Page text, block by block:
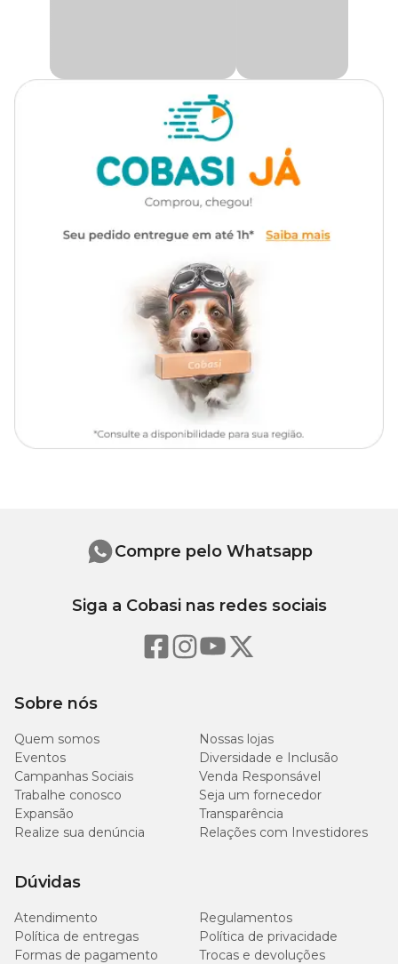
Gênero
Aço Carbono, Alumínio
Tamanho
Comprimento
Altura
41 20,5
Sobre nós
Quem somos
Nossas lojas
Eventos
Diversidade e Inclusão
Campanhas Sociais
Venda Responsável
Trabalhe conosco
Seja um fornecedor
Expansão
Transparência
Realize sua denúncia
Relações com Investidores
Dúvidas
Atendimento
Regulamentos
Política de entregas
Política de privacidade
Formas de pagamento
Trocas e devoluções
Compre pelo Whatsapp
Siga a Cobasi nas redes sociais